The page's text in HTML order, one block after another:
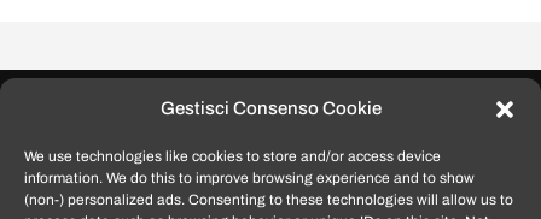
Gestisci Consenso Cookie
We use technologies like cookies to store and/or access device
information. We do this to improve browsing experience and to show
(non-) personalized ads. Consenting to these technologies will allow us to
P.IVA 02425060445 - Tomato Smartphone © 2024